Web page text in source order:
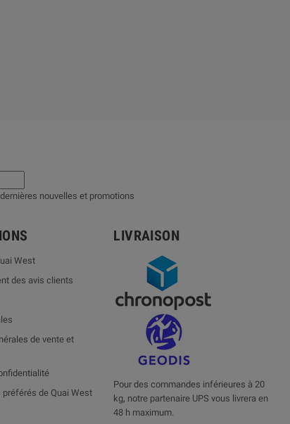
nouvelles et promotions
West
des avis clients
de vente et
préférés de Quai West
LIVRAISON
Pour des commandes inférieures à 20
kg, notre partenaire UPS vous livrera en
48 h maximum.